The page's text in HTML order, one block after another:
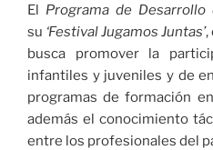
El Programa de
su ‘Festival Jugamos Juntas’,
busca promover la
infantiles y juveniles y de
programas de formación
además el conocimiento
entre los profesionales del